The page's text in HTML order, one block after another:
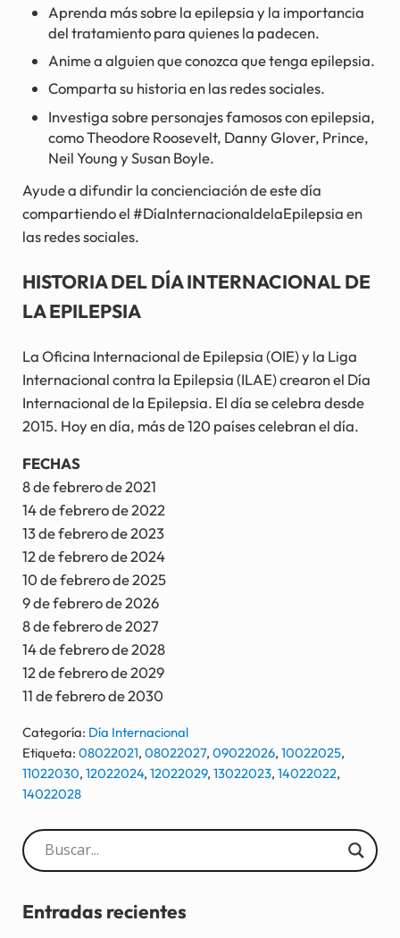
Aprenda más sobre la epilepsia y la importancia
del tratamiento para quienes la padecen.
Anime a alguien que conozca que tenga epilepsia.
Comparta su historia en las redes sociales.
Investiga sobre personajes famosos con epilepsia,
como Theodore Roosevelt, Danny Glover, Prince,
Neil Young y Susan Boyle.
Ayude a difundir la concienciación de este día
compartiendo el #DíaInternacionaldelaEpilepsia en
las redes sociales.
HISTORIA DEL DÍA INTERNACIONAL DE
LA EPILEPSIA
La Oficina Internacional de Epilepsia (OIE) y la Liga
Internacional contra la Epilepsia (ILAE) crearon el Día
Internacional de la Epilepsia. El día se celebra desde
2015. Hoy en día, más de 120 países celebran el día.
FECHAS
8 de febrero de 2021
14 de febrero de 2022
13 de febrero de 2023
12 de febrero de 2024
10 de febrero de 2025
9 de febrero de 2026
8 de febrero de 2027
14 de febrero de 2028
12 de febrero de 2029
11 de febrero de 2030
Categoría: Día Internacional
Etiqueta: 08022021, 08022027, 09022026, 10022025,
11022030, 12022024, 12022029, 13022023, 14022022,
14022028
Sidebar
Entradas recientes